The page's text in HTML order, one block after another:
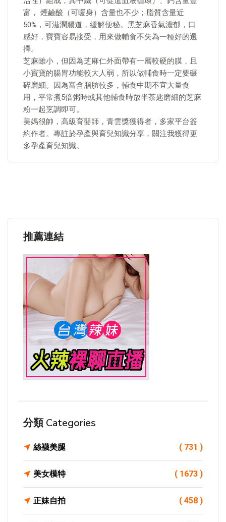
富， 煙鹼酸（可暖身）含量也不少；脂質含量近
50%，可滋潤腸道，緩解便秘。黑芝麻香氣濃郁，口
感好，寶寶容易接受，用來做輔食不失為一種好的選
擇。
芝麻雖小，但因為芝麻仁外面帶有一層較硬的膜，且
小寶寶的腸胃功能較大人弱，所以做輔食時一定要碾
碎磨細。因為富含脂肪較多，輔食中期不宜大量食
用，平常煮5倍粥時或其他輔食時放半茶匙磨細的芝麻
粉一起烹調即可。
美媽很帥，高級育嬰師，青雲獎獲得者，多家平台簽
約作者。專註於孕產與育兒知識分享，關注我獲得更
多孕產育兒知識。
推薦連結
分類 Categories
絲襪美腿 ( 731 )
美女模特 ( 1673 )
正妹自拍 ( 458 )